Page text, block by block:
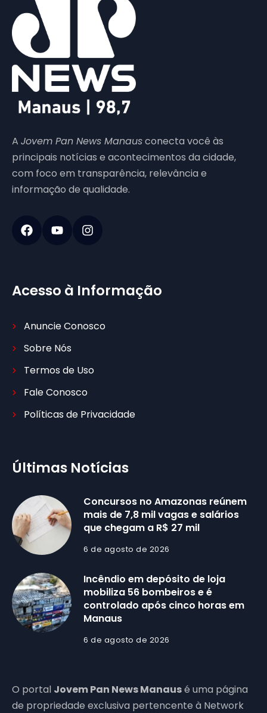
A Jovem Pan News Manausconecta você às
principais notícias e acontecimentos da cidade,
com foco em transparência, relevância e
informação de qualidade.
Acesso à Informação
Anuncie Conosco
Sobre Nós
Termos de Uso
Fale Conosco
Políticas de Privacidade
Últimas Notícias
Concursos no Amazonas reúnem
mais de 7,8 mil vagas e salários
que chegam a R$ 27 mil
6 de agosto de 2026
Incêndio em depósito de loja
mobiliza 56 bombeiros e é
controlado após cinco horas em
Manaus
6 de agosto de 2026
O portal Jovem Pan News Manausé uma página
de propriedade exclusiva pertencente à Network